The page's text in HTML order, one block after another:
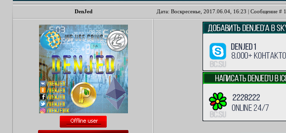
DenJed Дата: Воскресенье, 2017.06.04, 16:23 | Сообщение # 1